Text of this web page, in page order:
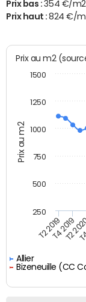
Prix bas : 354 €/m2
Prix haut :824 €/
Prix au m2
Prix au
Allier
Bizeneuille (CC
T2 2019T4 2019
T2
250
500
750
1000
1250
1500